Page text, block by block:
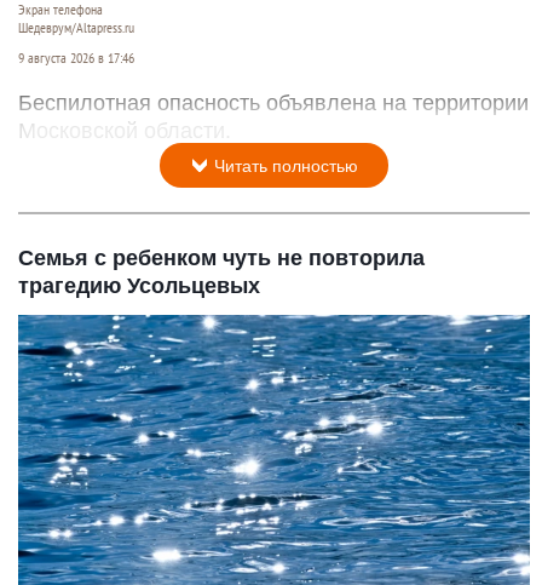
Экран телефона
Шедеврум/Altapress.ru
9 августа 2026 в 17:46
Беспилотная опасность объявлена на территории
Московской области.
Читать полностью
Семья с ребенком чуть не повторила
трагедию Усольцевых